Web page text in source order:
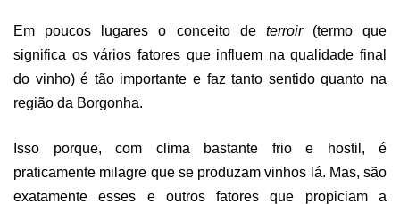
Em poucos lugares o conceito de terroir (termo que
significa os vários fatores que influem na qualidade final
do vinho) é tão importante e faz tanto sentido quanto na
região da Borgonha.
Isso porque, com clima bastante frio e hostil, é
praticamente milagre que se produzam vinhos lá. Mas, são
exatamente esses e outros fatores que propiciam a